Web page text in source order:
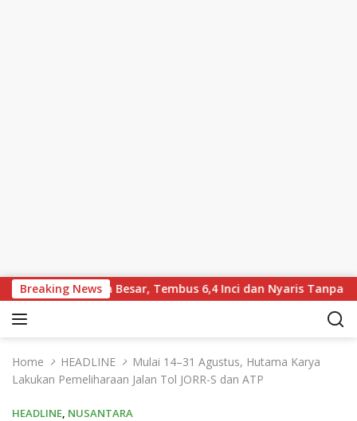
Breaking News
Layar Lebih Besar, Tembus 6,4 Inci dan Nyaris Tanpa Bezel
Home HEADLINE
Mulai 14–31 Agustus, Hutama Karya
Lakukan Pemeliharaan Jalan Tol JORR-S dan ATP
HEADLINE, NUSANTARA